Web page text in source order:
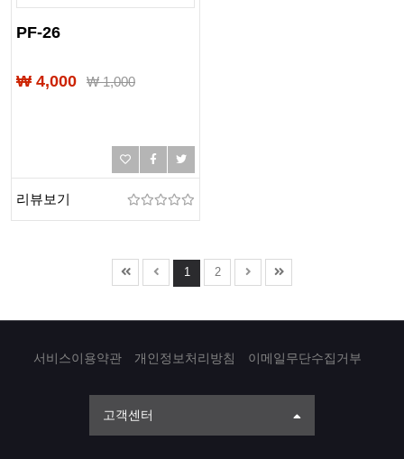
PF-26
₩ 4,000 ₩1,000
리뷰보기
1 2
서비스이용약관 개인정보처리방침 이메일무단수집거부
고객센터